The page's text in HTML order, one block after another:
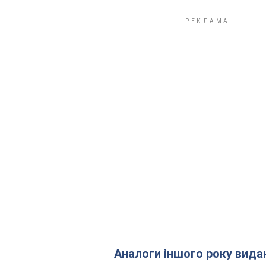
Аналоги іншого року